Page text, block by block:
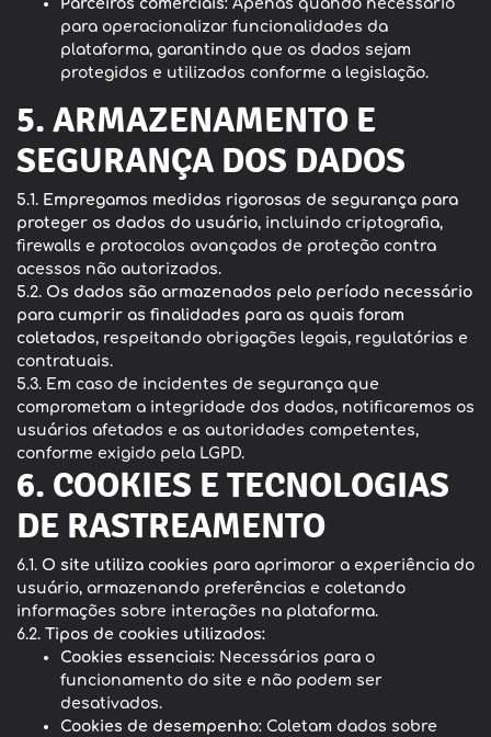
Parceiros comerciais: Apenas quando necessário
para operacionalizar funcionalidades da
plataforma, garantindo que os dados sejam
protegidos e utilizados conforme a legislação.
5. ARMAZENAMENTO E
SEGURANÇA DOS DADOS
5.1. Empregamos medidas rigorosas de segurança para
proteger os dados do usuário, incluindo criptografia,
firewalls e protocolos avançados de proteção contra
acessos não autorizados.
5.2. Os dados são armazenados pelo período necessário
para cumprir as finalidades para as quais foram
coletados, respeitando obrigações legais, regulatórias e
contratuais.
5.3. Em caso de incidentes de segurança que
comprometam a integridade dos dados, notificaremos os
usuários afetados e as autoridades competentes,
conforme exigido pela LGPD.
6. COOKIES E TECNOLOGIAS
DE RASTREAMENTO
6.1. O site utiliza cookies para aprimorar a experiência do
usuário, armazenando preferências e coletando
informações sobre interações na plataforma.
6.2. Tipos de cookies utilizados:
Cookies essenciais: Necessários para o
funcionamento do site e não podem ser
desativados.
Cookies de desempenho: Coletam dados sobre